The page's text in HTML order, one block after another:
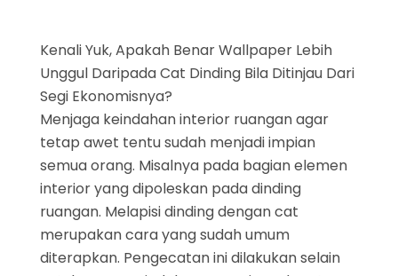
Kenali Yuk, Apakah Benar Wallpaper Lebih
Unggul Daripada Cat Dinding Bila Ditinjau Dari
Segi Ekonomisnya?
Menjaga keindahan interior ruangan agar
tetap awet tentu sudah menjadi impian
semua orang. Misalnya pada bagian elemen
interior yang dipoleskan pada dinding
ruangan. Melapisi dinding dengan cat
merupakan cara yang sudah umum
diterapkan. Pengecatan ini dilakukan selain